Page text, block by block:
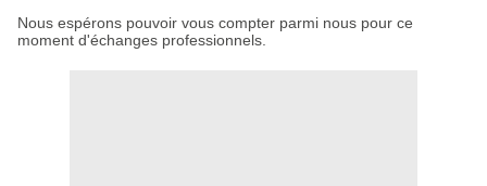
Nous espérons pouvoir vous compter parmi nous pour ce
moment d'échanges professionnels.